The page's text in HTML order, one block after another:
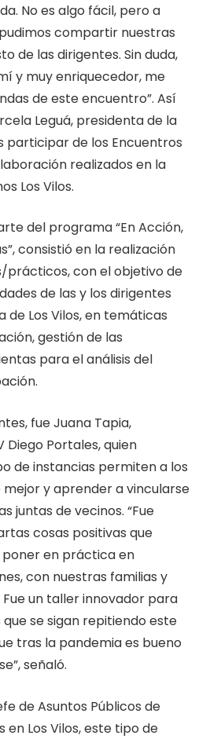
No es algo fácil, pero a
compartir nuestras
de las dirigentes. Sin duda,
y muy enriquecedor, me
de este encuentro”. Así
Leguá, presidenta de la
participar de los Encuentros
realizados en la
Los Vilos.
del programa “En Acción,
consistió en la realización
con el objetivo de
de las y los dirigentes
de Los Vilos, en temáticas
gestión de las
para el análisis del
fue Juana Tapia,
Diego Portales, quien
de instancias permiten a los
y aprender a vincularse
juntas de vecinos. “Fue
cosas positivas que
en práctica en
con nuestras familias y
un taller innovador para
se sigan repitiendo este
tras la pandemia es bueno
señaló.
de Asuntos Públicos de
en Los Vilos, este tipo de